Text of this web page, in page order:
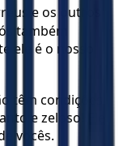
e os outros
também
ele é o nosso
têm condições
e zeloso! Ele
vocês.